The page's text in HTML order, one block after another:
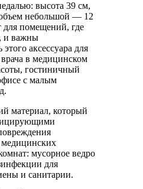
высота 39 см,
небольшой — 12
помещений, где
и важны
аксессуара для
в медицинском
гостиничный
с малым
материал, который
мусорное ведро
для
и санитарии.